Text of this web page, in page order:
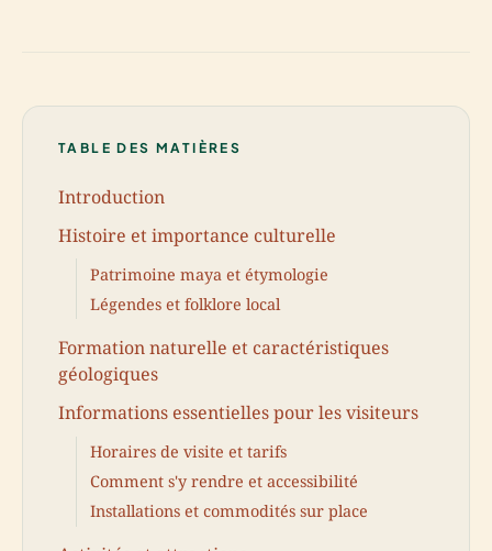
TABLE DES MATIÈRES
Introduction
Histoire et importance culturelle
Patrimoine maya et étymologie
Légendes et folklore local
Formation naturelle et caractéristiques
géologiques
Informations essentielles pour les visiteurs
Horaires de visite et tarifs
Comment s'y rendre et accessibilité
Installations et commodités sur place